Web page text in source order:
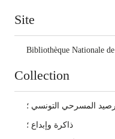
Site
Bibliothèque Nationale
Collection
المسرحي التونسي ؛
ذاكرة وإبداع ؛